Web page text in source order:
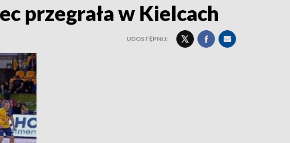
przegrała w Kielcach
UDOSTĘPNIJ: